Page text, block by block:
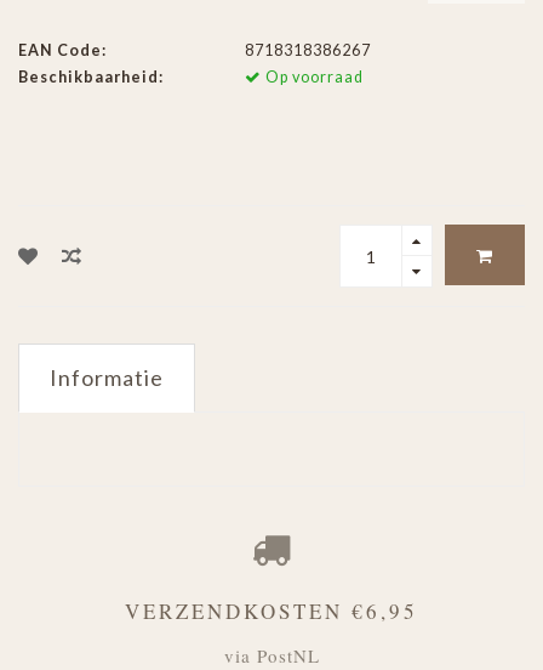
EAN Code:
8718318386267
Beschikbaarheid:
Op voorraad
Informatie
VERZENDKOSTEN €6,95
via PostNL